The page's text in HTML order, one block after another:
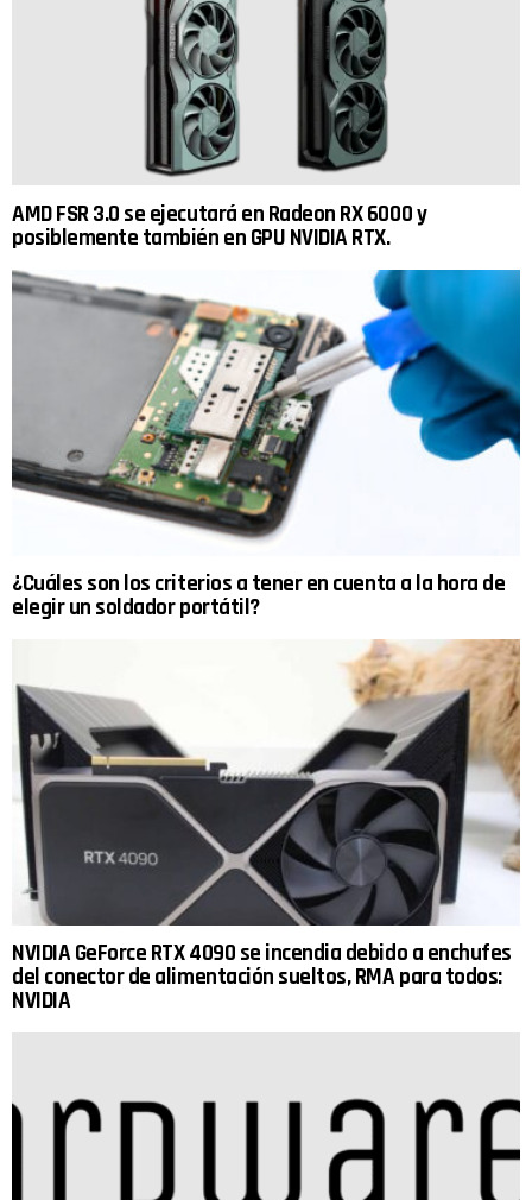
AMD FSR 3.0 se ejecutará en Radeon RX 6000 y
posiblemente también en GPU NVIDIA RTX.
¿Cuáles son los criterios a tener en cuenta a la hora de
elegir un soldador portátil?
NVIDIA GeForce RTX 4090 se incendia debido a enchufes
del conector de alimentación sueltos, RMA para todos:
NVIDIA